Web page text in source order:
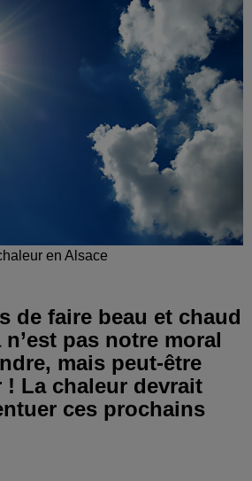
en Alsace
de faire beau et chaud
n’est pas notre moral
mais peut-être
! La chaleur devrait
ces prochains